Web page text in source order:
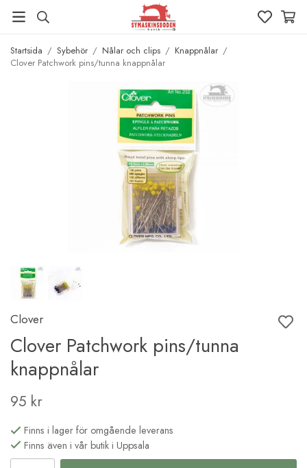
Startsida / Sybehör / Nålar och clips / Knappnålar /
Clover Patchwork pins/tunna knappnålar
Clover
Clover Patchwork pins/tunna
knappnålar
95 kr
Finns i lager för omgående leverans
Finns även i vår butik i Uppsala